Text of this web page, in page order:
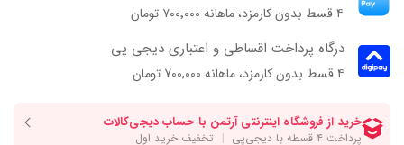
۴ قسط بدون کارمزد، ماهانه ۷۰۰٬۰۰۰ تومان
درگاه پرداخت اقساطی و اعتباری دیجی پی
۴ قسط بدون کارمزد، ماهانه 700,000 تومان